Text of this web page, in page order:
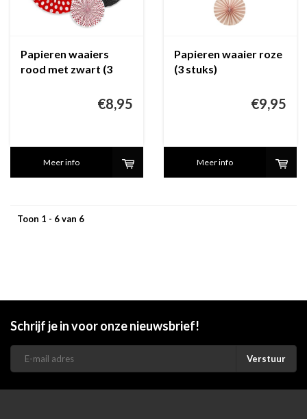
Papieren waaiers
rood met zwart (3
€8,95
Meer info
Papieren waaier roze
(3 stuks)
€9,95
Meer info
Toon 1 - 6 van 6
Schrijf je in voor onze nieuwsbrief!
Verstuur